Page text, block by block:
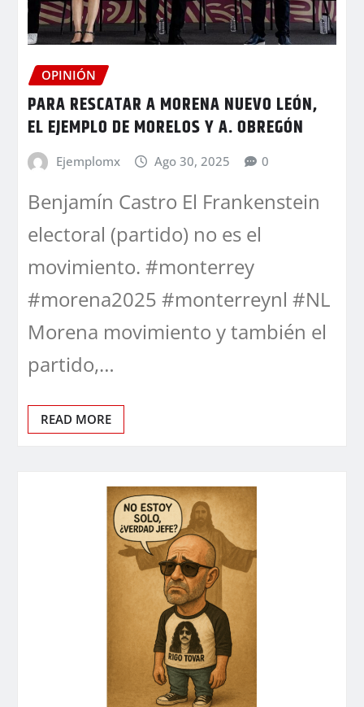
OPINIÓN
PARA RESCATAR A MORENA NUEVO LEÓN,
EL EJEMPLO DE MORELOS Y A. OBREGÓN
Ejemplomx Ago 30, 2025 0
Benjamín Castro El Frankenstein
electoral (partido) no es el
movimiento. #monterrey
#morena2025 #monterreynl #NL
Morena movimiento y también el
partido,…
READ MORE